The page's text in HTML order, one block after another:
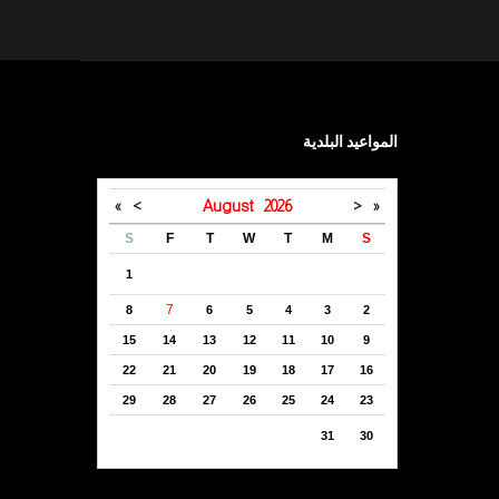
المواعيد البلدية
«
<
August 2026
>
»
S
M
T
W
T
F
S
1
2
3
4
5
6
7
8
9
10
11
12
13
14
15
16
17
18
19
20
21
22
23
24
25
26
27
28
29
30
31